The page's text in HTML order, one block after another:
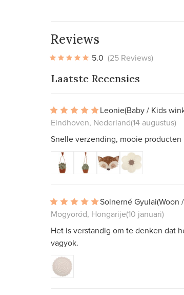
Reviews
5.0 (25 Reviews)
Laatste Recensies
Leonie(Baby / Kids
Eindhoven, Nederland(14 augustus)
Snelle verzending, mooie producten
Solnerné Gyulai(Woon
Mogyoród, Hongarije(10 januari)
Het is verstandig om te denken dat
vagyok.